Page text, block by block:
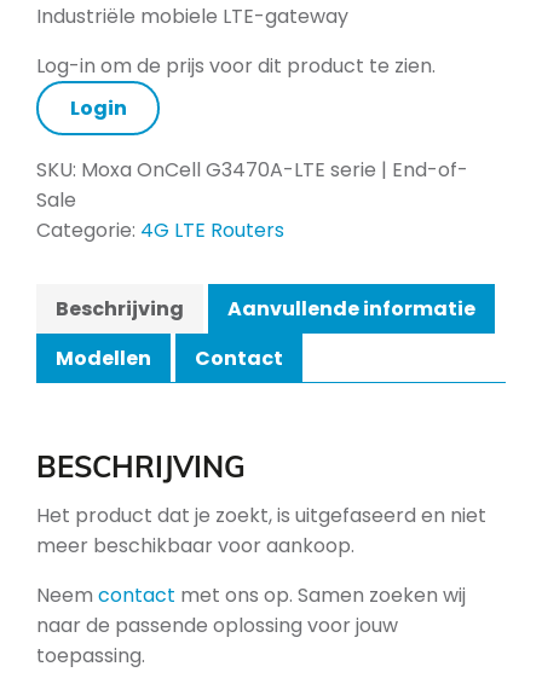
Industriële mobiele LTE-gateway
Log-in om de prijs voor dit product te zien.
Login
SKU: Moxa OnCell G3470A-LTE serie | End-of-
Sale
Categorie: 4G LTE Routers
Beschrijving
Aanvullende informatie
Modellen
Contact
BESCHRIJVING
Het product dat je zoekt, is uitgefaseerd en niet
meer beschikbaar voor aankoop.
Neem contact met ons op. Samen zoeken wij
naar de passende oplossing voor jouw
toepassing.